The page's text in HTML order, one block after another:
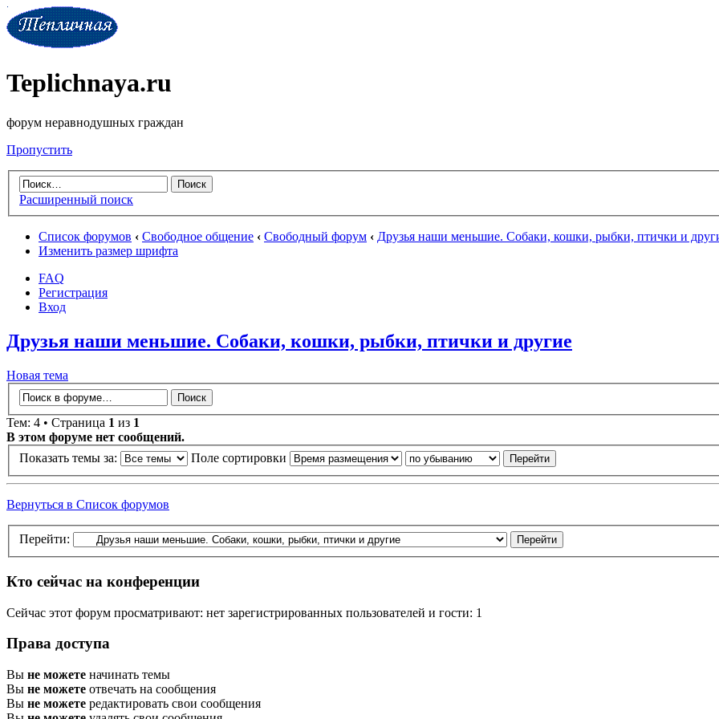
Teplichnaya.ru
форум неравнодушных граждан
Пропустить
Расширенный поиск
Список форумов ‹ Свободное общение ‹ Свободный форум ‹ Друзья наши меньшие. Собаки, кошки, рыбки, птички и
Изменить размер шрифта
FAQ
Регистрация
Вход
Друзья наши меньшие. Собаки, кошки, рыбки, птички и другие
Новая тема
Тем: 4 • Страница 1 из 1
В этом форуме нет сообщений.
Показать темы за:
Поле сортировки
Вернуться в Список форумов
Перейти:
Кто сейчас на конференции
Сейчас этот форум просматривают: нет зарегистрированных пользователей и гости: 1
Права доступа
Вы не можете начинать темы
Вы не можете отвечать на сообщения
Вы не можете редактировать свои сообщения